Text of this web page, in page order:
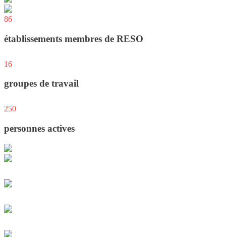
86
établissements membres de RESO
16
groupes de travail
250
personnes actives